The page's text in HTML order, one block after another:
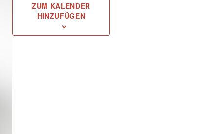
ZUM KALENDER
HINZUFÜGEN